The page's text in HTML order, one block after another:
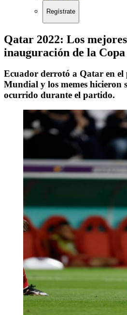
Regístrate
Qatar 2022: Los
inauguración de la
Ecuador derrotó a Qatar en
Mundial y los memes hicieron
ocurrido durante el partido.